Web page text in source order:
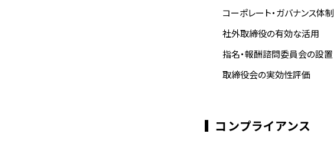
コーポレート・ガバナンス体制
社外取締役の有効な活用
指名・報酬諮問委員会の設置
取締役会の実効性評価
コンプライアンス